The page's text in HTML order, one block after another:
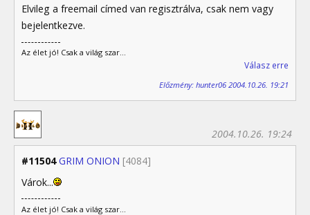
Elvileg a freemail címed van regisztrálva, csak nem vagy
bejelentkezve.
Az élet jó! Csak a világ szar...
Válasz erre
Előzmény: hunter06 2004.10.26. 19:21
#11504 GRIM ONION [4084]
2004.10.26. 19:24
Várok...
Az élet jó! Csak a világ szar...